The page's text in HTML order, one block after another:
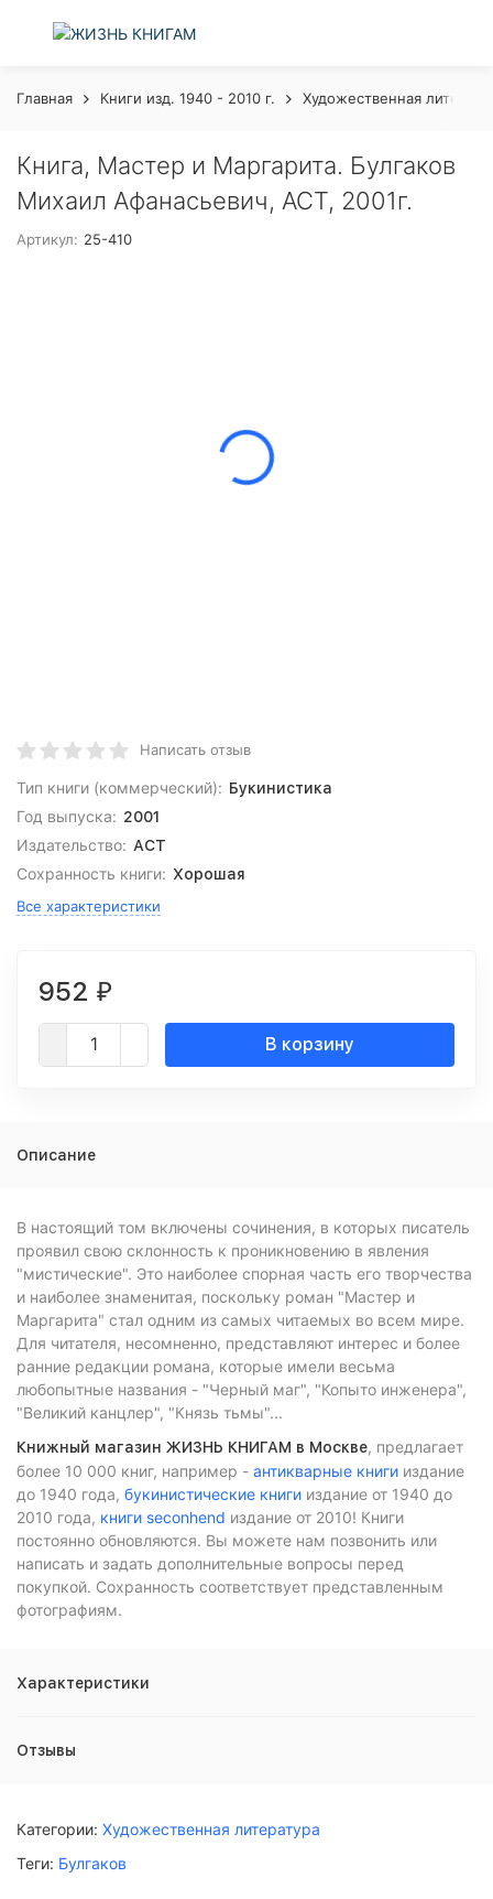
Главная Книги изд. 1940 - 2010 г. Художественная
Книга, Мастер и Маргарита. Булгаков
Михаил Афанасьевич, АСТ, 2001г.
Артикул: 25-410
Написать отзыв
Тип книги (коммерческий): Букинистика
Год выпуска: 2001
Издательство: АСТ
Сохранность книги: Хорошая
Все характеристики
952 ₽
В корзину
Описание
В настоящий том включены сочинения, в которых писатель
проявил свою склонность к проникновению в явления
"мистические". Это наиболее спорная часть его творчества
и наиболее знаменитая, поскольку роман "Мастер и
Маргарита" стал одним из самых читаемых во всем мире.
Для читателя, несомненно, представляют интерес и более
ранние редакции романа, которые имели весьма
любопытные названия - "Черный маг", "Копыто инженера",
"Великий канцлер", "Князь тьмы"...
Книжный магазин ЖИЗНЬ КНИГАМ в Москве, предлагает
более 10 000 книг, например - антикварные книги издание
до 1940 года, букинистические книги издание от 1940 до
2010 года, книги seconhend издание от 2010! Книги
постоянно обновляются. Вы можете нам позвонить или
написать и задать дополнительные вопросы перед
покупкой. Сохранность соответствует представленным
фотографиям.
Характеристики
Отзывы
Категории: Художественная литература
Теги: Булгаков